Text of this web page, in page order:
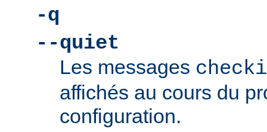
-q
--quiet
Les messages
affichés au cours du
configuration.